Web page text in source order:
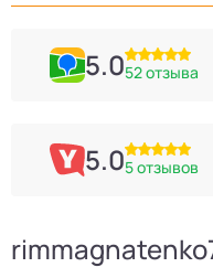
5.052 отзыва
5.05 отзывов